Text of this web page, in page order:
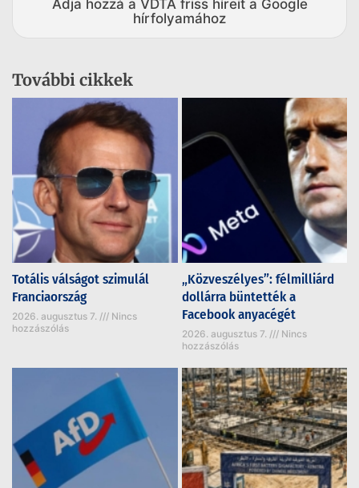
Adja hozzá a VDTA friss híreit a Google
hírfolyamához
További cikkek
Totális válságot szimulál
Franciaország
2026. augusztus 7.
Nincs
hozzászólás
„Közveszélyes”: félmilliárd
dollárra büntették a
Facebook anyacégét
2026. augusztus 7.
Nincs
hozzászólás